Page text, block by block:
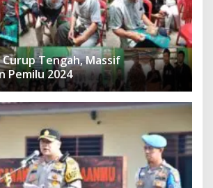
Curup Tengah, Massif
Pemilu 2024